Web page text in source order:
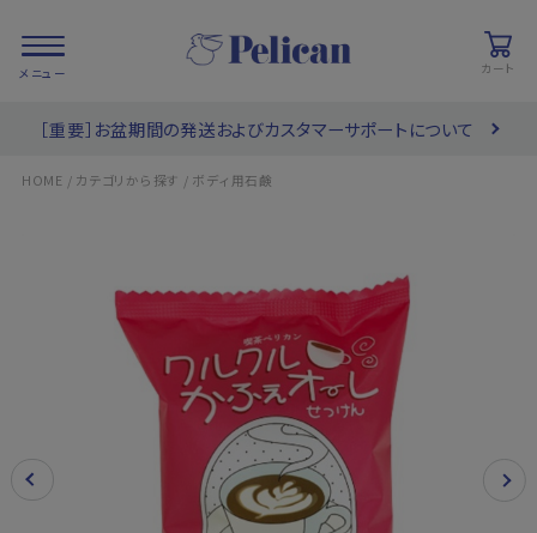
カート
PRODUCTS / 商品を探す
COLLECTIONS / ブランド一覧
［重要］お盆期間の発送およびカスタマーサポートについて
HOME / カテゴリから探す / ボディ用石鹸